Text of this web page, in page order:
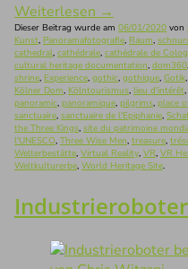
Weiterlesen →
Dieser Beitrag wurde am 06/01/2020 von
Kunst, Panoramafotografie, Raum,
cathedral, cathédrale, cathédrale de
cultural heritage documentation, dom360,
shrine, Experience, gothic, gothique, Gotik,
Kölner Dom, Kölntourismus, lieu d'intérêt,
panoramic, panoramique, pilgrims, place
sanctuaire, sanctuaire de l'Epiphanie,
the Three Kings, site du patrimoine
l'UNESCO, Three Wise Men, treasure,
Welterbestätte, Virtual Reality, VR, VR
Weltkulturerbe, World Heritage Site.